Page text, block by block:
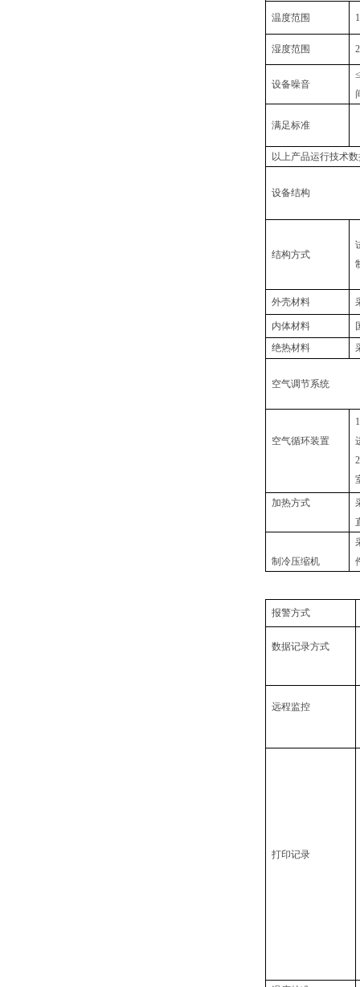
温度范围
湿度范围
设备噪音
≤
满足标准
以上产品运行技术
设备结构
结构方式
外壳材料
内体材料
绝热材料
空气调节系统
空气循环装置
加热方式
制冷压缩机
报警方式
数据记录方式
远程监控
打印记录